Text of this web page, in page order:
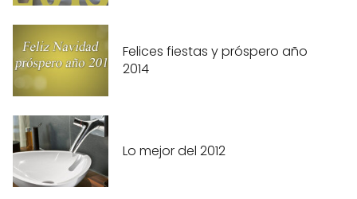
Felices fiestas y próspero año
2014
Lo mejor del 2012